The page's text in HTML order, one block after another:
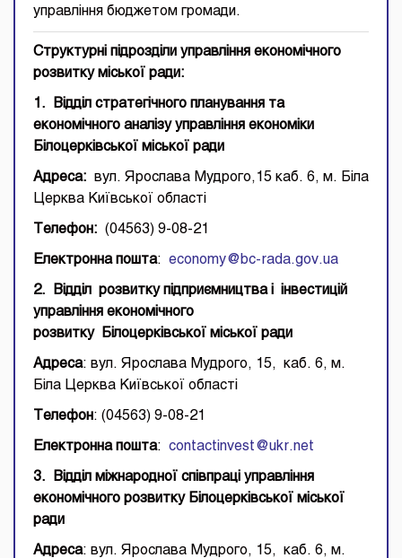
управління бюджетом громади.
Структурні підрозділи управління економічного
розвитку міської ради:
1. Відділ стратегічного планування та
економічного аналізу управління економіки
Білоцерківської міської ради
Адреса: вул. Ярослава Мудрого,15 каб. 6, м. Біла
Церква Київської області
Телефон: (04563) 9-08-21
Електронна пошта: eсonomy@bc-rada.gov.ua
2. Відділ розвитку підприємництва і інвестицій
управління економічного
розвитку Білоцерківської міської ради
Адреса: вул. Ярослава Мудрого, 15, каб. 6, м.
Біла Церква Київської області
Телефон : (04563) 9-08-21
Електронна пошта: contactinvest@ukr.net
3. Відділ міжнародної співпраці управління
економічного розвитку Білоцерківської міської
ради
Адреса: вул. Ярослава Мудрого, 15, каб. 6, м.